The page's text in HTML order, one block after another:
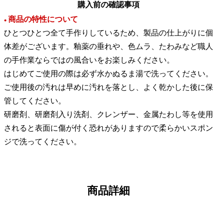
購入前の確認事項
● 商品の特性について
ひとつひとつ全て手作りしているため、製品の仕上がりに個
体差がございます。釉薬の垂れや、色ムラ、たわみなど職人
の手作業ならではの風合いをお楽しみください。
はじめてご使用の際は必ず水かぬるま湯で洗ってください。
ご使用後の汚れは早めに汚れを落とし、よく乾かした後に保
管してください。
研磨剤、研磨剤入り洗剤、クレンザー、金属たわし等を使用
されると表面に傷が付く恐れがありますので柔らかいスポン
ジで洗ってください。
商品詳細